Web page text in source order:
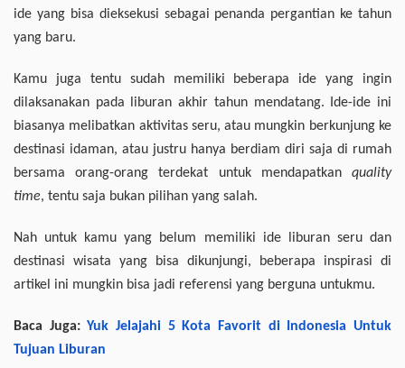
ide yang bisa dieksekusi sebagai penanda pergantian ke tahun
yang baru.
Kamu juga tentu sudah memiliki beberapa ide yang ingin
dilaksanakan pada liburan akhir tahun mendatang. Ide-ide ini
biasanya melibatkan aktivitas seru, atau mungkin berkunjung ke
destinasi idaman, atau justru hanya berdiam diri saja di rumah
bersama orang-orang terdekat untuk mendapatkan quality
time, tentu saja bukan pilihan yang salah.
Nah untuk kamu yang belum memiliki ide liburan seru dan
destinasi wisata yang bisa dikunjungi, beberapa inspirasi di
artikel ini mungkin bisa jadi referensi yang berguna untukmu.
Baca Juga:Yuk Jelajahi 5 Kota Favorit di Indonesia Untuk
Tujuan Liburan